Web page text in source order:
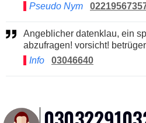
Pseudo Nym
Angeblicher datenklau, ein spam anruf um daten
abzufragen! vorsicht!
Info
03046640